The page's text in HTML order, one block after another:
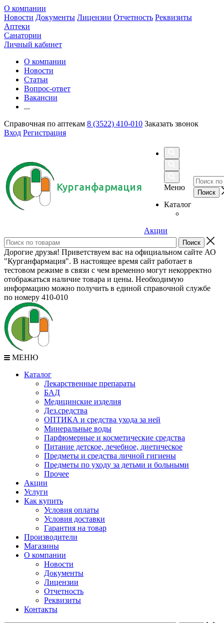
О компании
Новости Документы Лицензии Отчетность Реквизиты
Аптеки
Санатории
Личный кабинет
О компании
Новости
Статьи
Вопрос-ответ
Вакансии
...
Справочная по аптекам 8 (3522) 410-010 Заказать звонок
Вход Регистрация
Курганфармация
Меню
Каталог
Акции
Дорогие друзья! Приветствуем вас на официальном сайте АО
"Курганфармация". В настоящее время сайт работает в
тестовом режиме в связи с чем временно могут некорректно
отображаться наличие товара и цены. Необходимую
информацию можно получить в единой справочной службе
по номеру 410-010
МЕНЮ
Каталог
Лекарственные препараты
БАД
Медицинские изделия
Дез.средства
ОПТИКА и средства ухода за ней
Минеральные воды
Парфюмерные и косметические средства
Питание детское, лечебное, диетическое
Предметы и средства личной гигиены
Предметы по уходу за детьми и больными
Прочее
Акции
Услуги
Как купить
Условия оплаты
Условия доставки
Гарантия на товар
Производители
Магазины
О компании
Новости
Документы
Лицензии
Отчетность
Реквизиты
Контакты